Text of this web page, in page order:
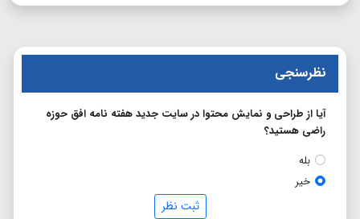
نظرسنجی
آیا از طراحی و نمایش محتوا در سایت جدید هفته نامه افق حوزه
راضی هستید؟
بله
خیر
ثبت نظر